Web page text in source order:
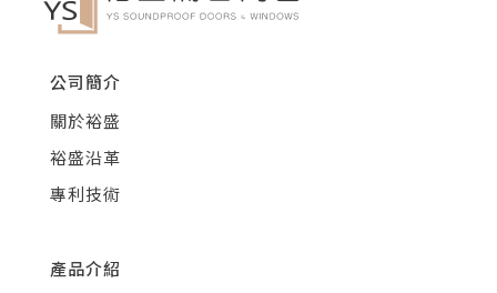
公司簡介
關於裕盛
裕盛沿革
專利技術
產品介紹